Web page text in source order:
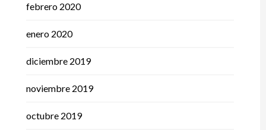
febrero 2020
enero 2020
diciembre 2019
noviembre 2019
octubre 2019